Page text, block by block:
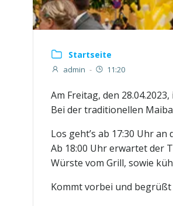
Startseite
admin - 11:20
Am Freitag, den
Bei der traditionellen
Los geht’s ab 17:30 Uhr
Ab 18:00 Uhr erwartet der
Würste vom Grill, sowie
Kommt vorbei und begrüßt